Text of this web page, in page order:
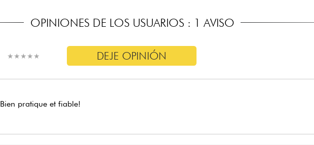
OPINIONES DE LOS USUARIOS : 1 AVISO
★ ★ ★ ★ ★
★ ★ ★ ★ ★ DEJE OPINIÓN
Bien pratique et fiable!